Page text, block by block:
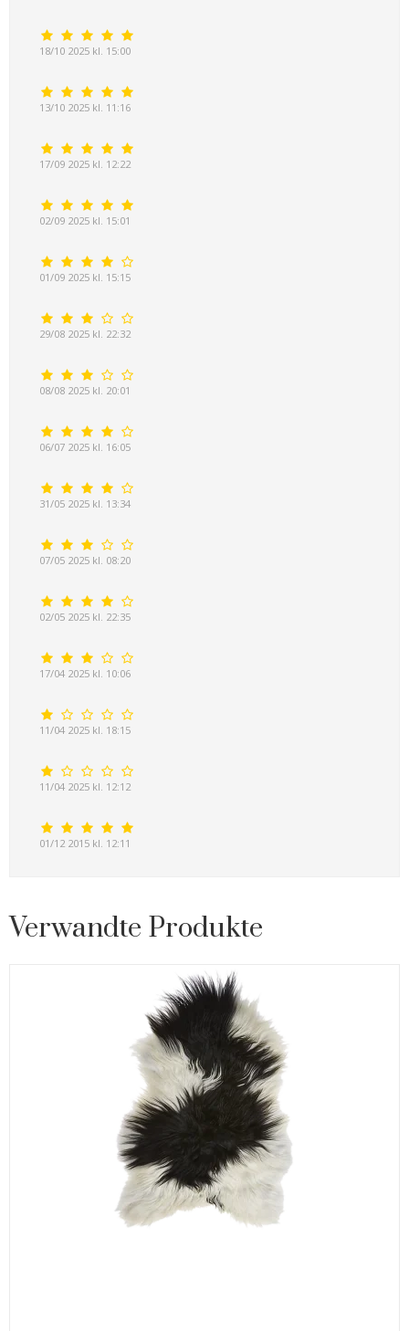
18/10 2025 kl. 15:00
13/10 2025 kl. 11:16
17/09 2025 kl. 12:22
02/09 2025 kl. 15:01
01/09 2025 kl. 15:15
29/08 2025 kl. 22:32
08/08 2025 kl. 20:01
06/07 2025 kl. 16:05
31/05 2025 kl. 13:34
07/05 2025 kl. 08:20
02/05 2025 kl. 22:35
17/04 2025 kl. 10:06
11/04 2025 kl. 18:15
11/04 2025 kl. 12:12
01/12 2015 kl. 12:11
Verwandte Produkte